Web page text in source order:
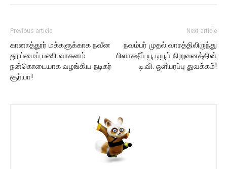
Previous article
கானாத்தூர் மக்களுக்காக நவீன
தூய்மைப் பணி வாகனம்
நன்கொடையாக வழங்கிய நடிகர்
சூர்யா!
Next article
நவம்பர் முதல் வாரத்திலிருந்து
பிளாக்ஷீப் யூ டியூப் நிறுவனத்தின்
டி.வி. ஒளிபரப்பு துவக்கம்!